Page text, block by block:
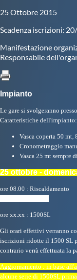
Fondo
Master
Formazione
GUG
Scuole Nuoto
Propaganda
Centri Federali
25 Ottobre 2015
Scadenza iscrizioni:
Manifestazione
Responsabile
Impianto
Le gare si svolgeranno
Caratteristiche dell'impianto:
Vasca coperta 50 mt,
Cronometraggio
Vasca 25 mt sempre
25 ottobre -
ore 08.00 : Riscaldamento
ore xx.xx : 1500SL
Gli orari effettivi verranno
iscrizioni ridotte il 1500 SL
contrario verrà effettuata la
Aggiornamento : in base
alcune serie di 1500SL